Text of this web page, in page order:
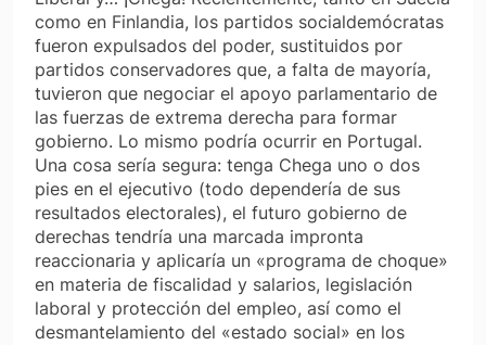
como en Finlandia, los partidos socialdemócratas
fueron expulsados del poder, sustituidos por
partidos conservadores que, a falta de mayoría,
tuvieron que negociar el apoyo parlamentario de
las fuerzas de extrema derecha para formar
gobierno. Lo mismo podría ocurrir en Portugal.
Una cosa sería segura: tenga Chega uno o dos
pies en el ejecutivo (todo dependería de sus
resultados electorales), el futuro gobierno de
derechas tendría una marcada impronta
reaccionaria y aplicaría un «programa de choque»
en materia de fiscalidad y salarios, legislación
laboral y protección del empleo, así como el
desmantelamiento del «estado social» en los